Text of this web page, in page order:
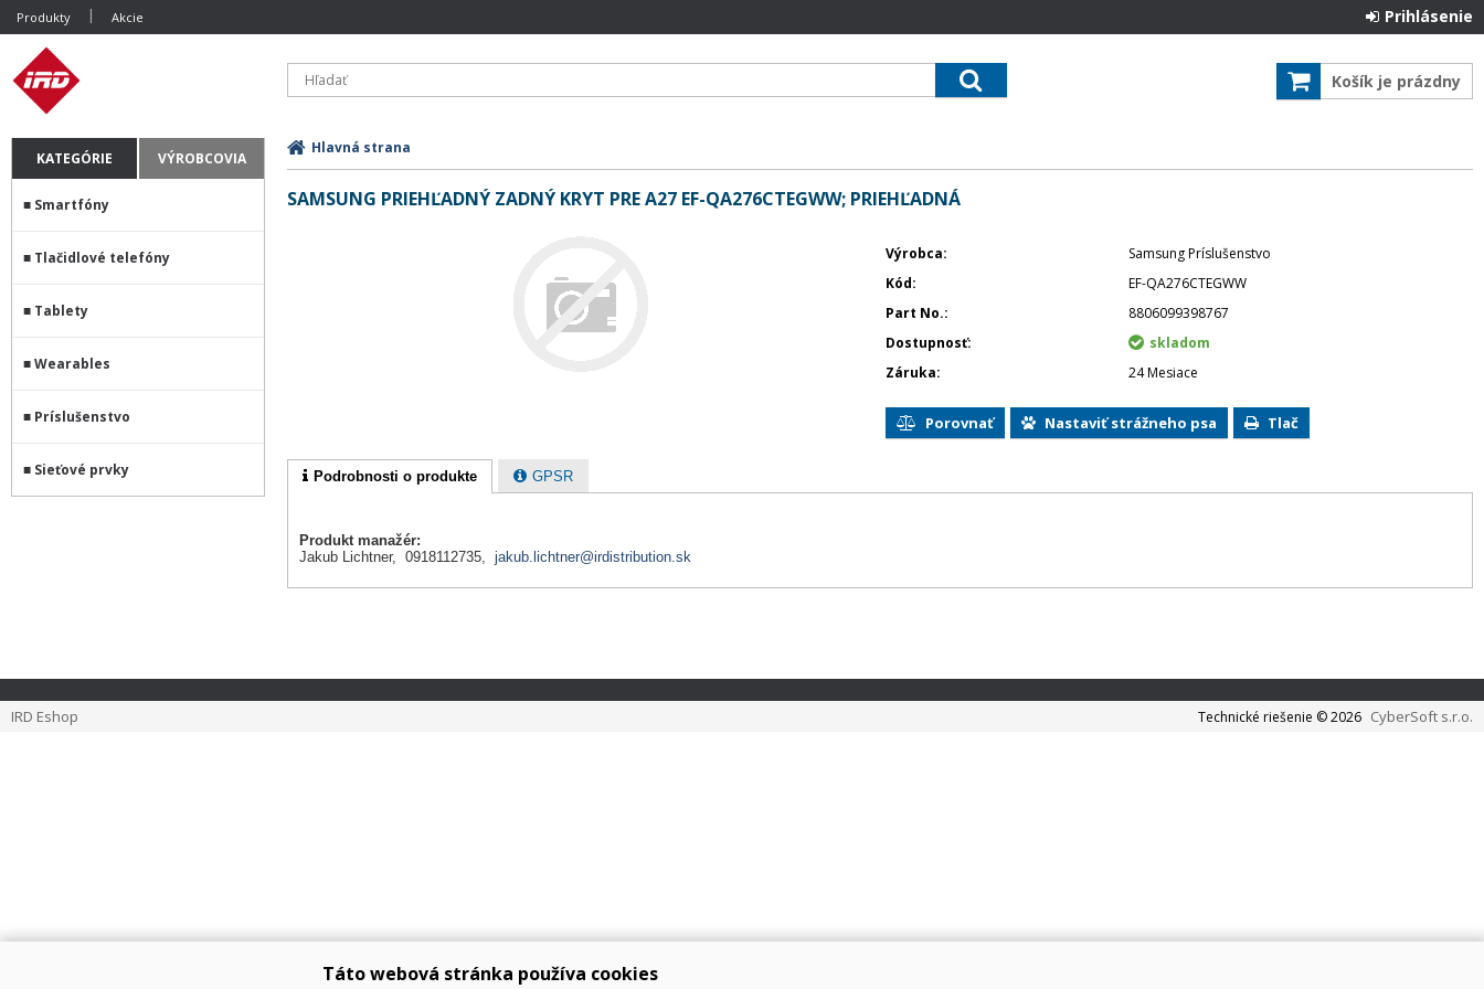
Produkty Akcie Prihlásenie
Košík je prázdny
KATEGÓRIE VÝROBCOVIA
Smartfóny
Tlačidlové telefóny
Tablety
Wearables
Príslušenstvo
Sieťové prvky
Hlavná strana
SAMSUNG PRIEHĽADNÝ ZADNÝ KRYT PRE A27 EF-QA276CTEGWW; PRIEHĽADNÁ
Výrobca
Samsung Príslušenstvo
Kód
EF-QA276CTEGWW
Part No.
8806099398767
Dostupnosť
skladom
Záruka
24 Mesiace
Porovnať Nastaviť strážneho psa Tlač
Podrobnosti o produkte GPSR
Produkt manažér:
Jakub Lichtner, 0918112735, jakub.lichtner@irdistribution.sk
IRD Eshop Technické riešenie © 2026 CyberSoft s.r.o.
Táto webová stránka používa cookies